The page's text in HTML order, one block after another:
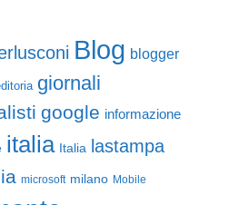
Blog blogger
giornali
google informazione
italia Italia lastampa
microsoft milano Mobile